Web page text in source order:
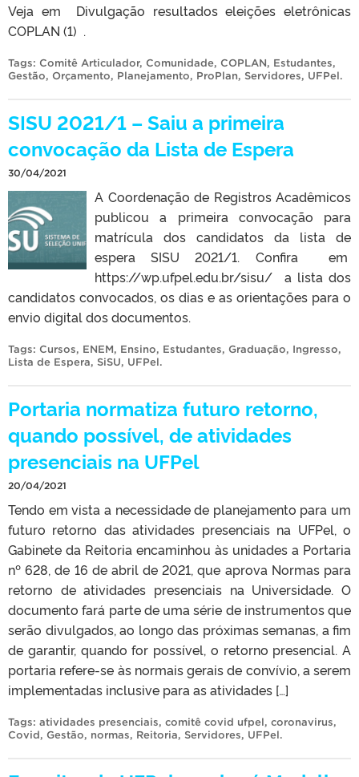
Veja em Divulgação resultados eleições eletrônicas
COPLAN (1) .
Tags: Comitê Articulador, Comunidade, COPLAN, Estudantes,
Gestão, Orçamento, Planejamento, ProPlan, Servidores, UFPel.
SISU 2021/1 – Saiu a primeira
convocação da Lista de Espera
30/04/2021
A Coordenação de Registros Acadêmicos
publicou a primeira convocação para
matrícula dos candidatos da lista de
espera SISU 2021/1. Confira em
https://wp.ufpel.edu.br/sisu/ a lista dos
candidatos convocados, os dias e as orientações para o
envio digital dos documentos.
Tags: Cursos, ENEM, Ensino, Estudantes, Graduação, Ingresso,
Lista de Espera, SiSU, UFPel.
Portaria normatiza futuro retorno,
quando possível, de atividades
presenciais na UFPel
20/04/2021
Tendo em vista a necessidade de planejamento para um
futuro retorno das atividades presenciais na UFPel, o
Gabinete da Reitoria encaminhou às unidades a Portaria
nº 628, de 16 de abril de 2021, que aprova Normas para
retorno de atividades presenciais na Universidade. O
documento fará parte de uma série de instrumentos que
serão divulgados, ao longo das próximas semanas, a fim
de garantir, quando for possível, o retorno presencial. A
portaria refere-se às normais gerais de convívio, a serem
implementadas inclusive para as atividades […]
Tags: atividades presenciais, comitê covid ufpel, coronavirus,
Covid, Gestão, normas, Reitoria, Servidores, UFPel.